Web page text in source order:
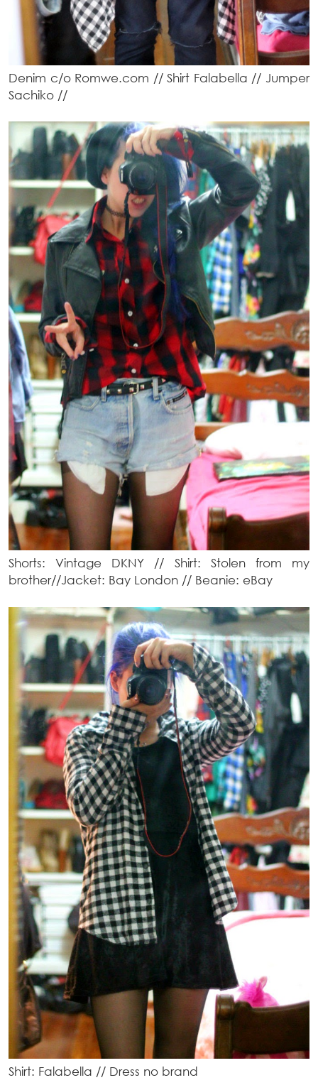
Denim c/o Romwe.com // Shirt Falabella // Jumper
Sachiko //
Shorts: Vintage DKNY // Shirt: Stolen from my
brother//Jacket: Bay London // Beanie: eBay
Shirt: Falabella // Dress no brand